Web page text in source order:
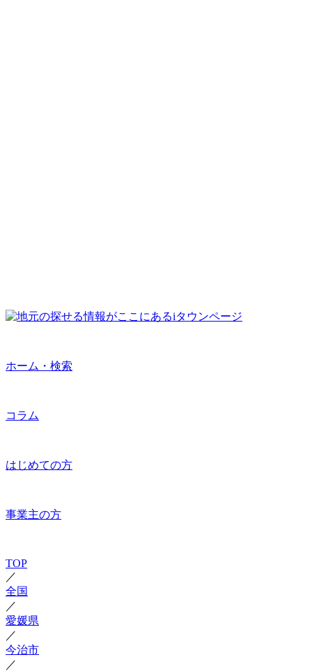
ホーム・検索
コラム
はじめての方
事業主の方
TOP
／
全国
／
愛媛県
／
今治市
／